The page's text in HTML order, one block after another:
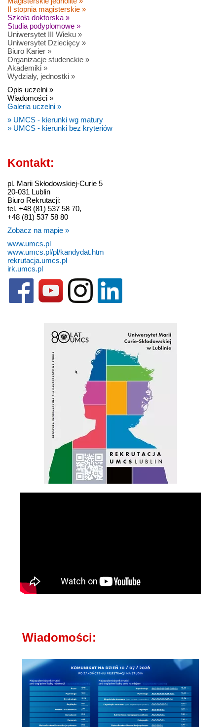
II stopnia magisterskie »
Szkoła doktorska »
Studia podyplomowe »
Uniwersytet III Wieku »
Uniwersytet Dziecięcy »
Biuro Karier »
Organizacje studenckie »
Akademiki »
Wydziały, jednostki »
Opis uczelni »
Wiadomości »
Galeria uczelni »
» UMCS - kierunki wg matury
» UMCS - kierunki bez kryteriów
Kontakt:
pl. Marii Skłodowskiej-Curie 5
20-031 Lublin
Biuro Rekrutacji:
tel. +48 (81) 537 58 70,
+48 (81) 537 58 80
Zobacz na mapie »
www.umcs.pl
www.umcs.pl/pl/kandydat.htm
rekrutacja.umcs.pl
irk.umcs.pl
Wiadomości: